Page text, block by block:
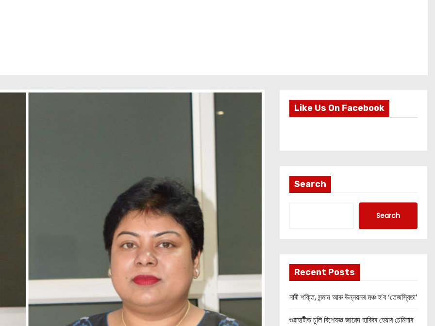
Like Us On Facebook
Search
Search
Recent Posts
নাৰী শক্তি, সন্মান আৰু উন্নয়নৰ মঞ্চ হ’ব ‘তেজস্বিতা’
গুৱাহাটীত চুলি বিশেষজ্ঞ জাৱেদ হাবিবৰ হেয়াৰ চেমিনাৰ